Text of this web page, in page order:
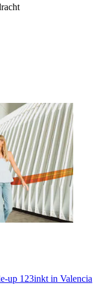
up 123inkt in Valencia